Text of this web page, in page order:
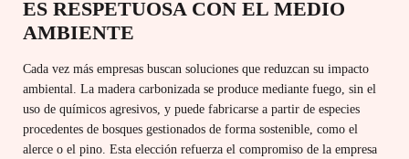
ES RESPETUOSA CON EL MEDIO
AMBIENTE
Cada vez más empresas buscan soluciones que reduzcan su impacto
ambiental. La madera carbonizada se produce mediante fuego, sin el
uso de químicos agresivos, y puede fabricarse a partir de especies
procedentes de bosques gestionados de forma sostenible, como el
alerce o el pino. Esta elección refuerza el compromiso de la empresa